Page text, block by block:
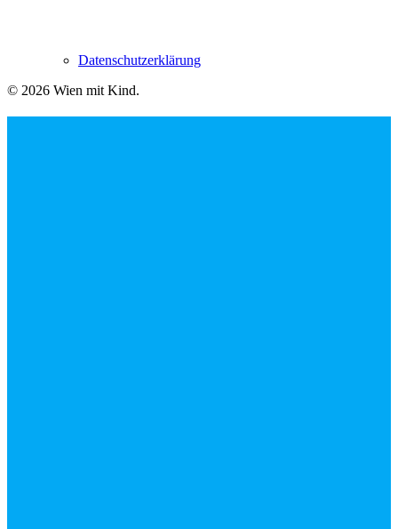
Datenschutzerklärung
© 2026 Wien mit Kind.